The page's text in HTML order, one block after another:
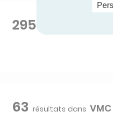
295
63 résultats dans